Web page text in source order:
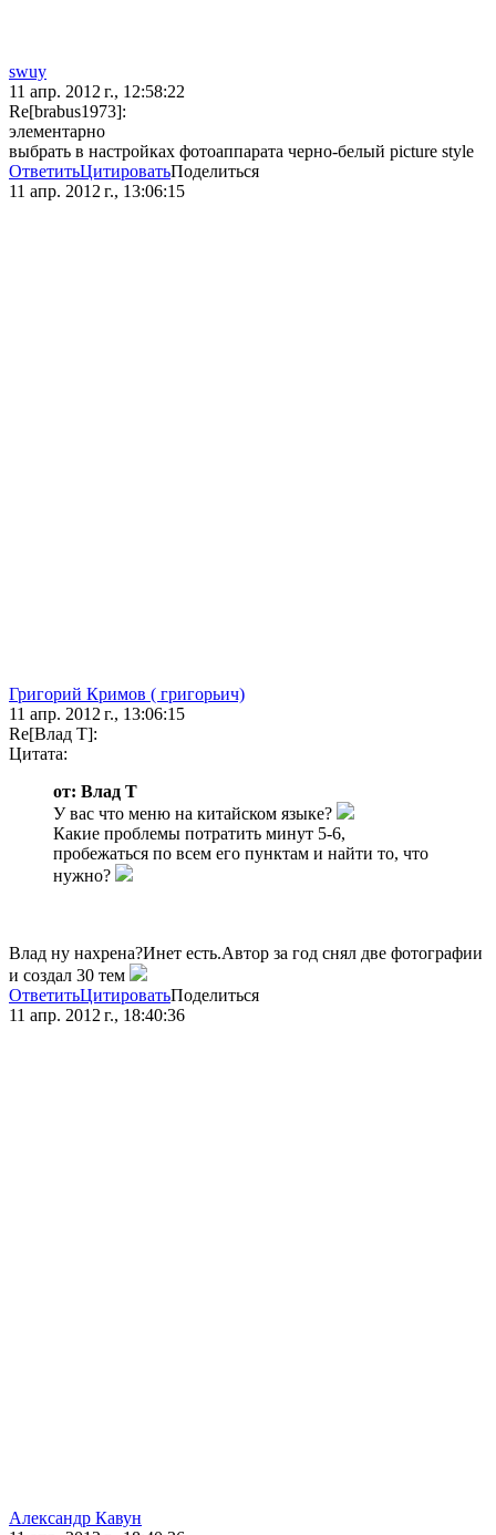
swuy
11 апр. 2012 г., 12:58:22
Re[brabus1973]:
элементарно
выбрать в настройках фотоаппарата черно-белый picture style
ОтветитьЦитироватьПоделиться
11 апр. 2012 г., 13:06:15
Григорий Кримов ( григорьич)
11 апр. 2012 г., 13:06:15
Re[Влад Т]:
Цитата:
от: Влад Т
У вас что меню на китайском языке?
Какие проблемы потратить минут 5-6,
пробежаться по всем его пунктам и найти то, что
нужно?
Влад ну нахрена?Инет есть.Автор за год снял две фотографии
и создал 30 тем
ОтветитьЦитироватьПоделиться
11 апр. 2012 г., 18:40:36
Александр Кавун